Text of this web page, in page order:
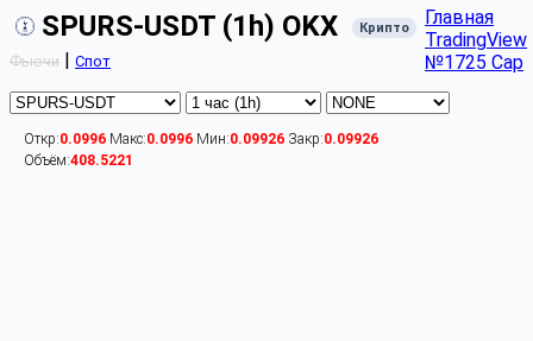
SPURS-USDT (1h) OKX Крипто
Фьючи | Спот
Главная
TradingView
№1725 Cap
Откр:0.0996 Макс:0.0996 Мин:0.09926 Закр:0.09926
Объём:408.5221